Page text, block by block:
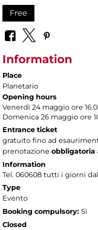
Free
Information
Place
Planetario
Opening hours
Venerdì 24 maggio ore
Domenica 26 maggio ore
Entrance ticket
gratuito fino ad
prenotazione obbligatoria
Information
Tel. 060608 tutti i giorni
Type
Evento
Booking compulsory: Sì
Closed